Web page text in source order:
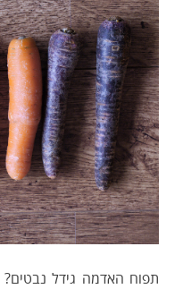
תפוח האדמה גידל